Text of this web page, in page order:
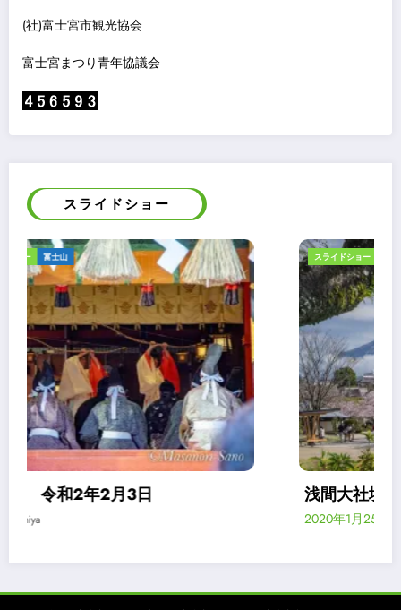
(社)富士宮市観光協会
富士宮まつり青年協議会
スライドショー
スライドショー 富士山 案内
浅間大社境内の富士山ビューポイント